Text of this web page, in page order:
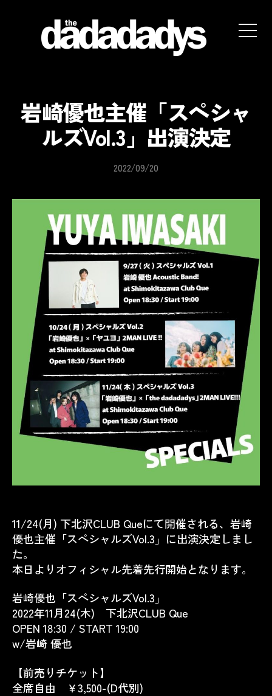
website
岩崎優也主催「スペシャ
ルズVol.3」出演決定
2022/09/20
11/24(月) 下北沢CLUB Queにて開催される、岩崎
優也主催「スペシャルズVol.3 」に出演決定しまし
た。
本日よりオフィシャル先着先行開始となります。
岩崎優也「スペシャルズVol.3」
2022年11月24(木) 下北沢CLUB Que
OPEN 18:30 / START 19:00
w/岩崎 優也
【前売りチケット】
全席自由 ￥3,500-(D代別)